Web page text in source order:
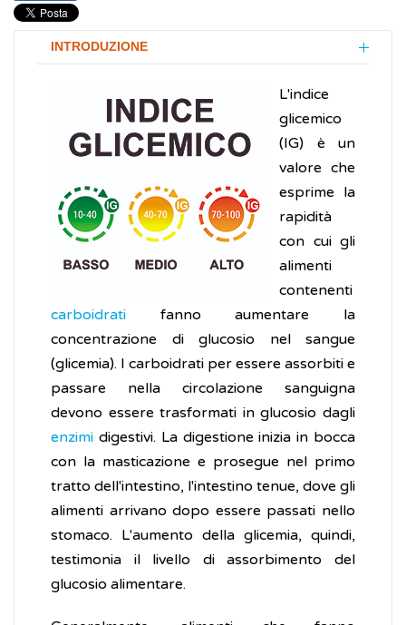
INTRODUZIONE
L'indice
glicemico
(IG) è un
valore che
esprime la
rapidità
con cui gli
alimenti
contenenti
carboidrati fanno aumentare la
concentrazione di glucosio nel sangue
(glicemia). I carboidrati per essere assorbiti e
passare nella circolazione sanguigna
devono essere trasformati in glucosio dagli
enzimi digestivi. La digestione inizia in bocca
con la masticazione e prosegue nel primo
tratto dell'intestino, l'intestino tenue, dove gli
alimenti arrivano dopo essere passati nello
stomaco. L'aumento della glicemia, quindi,
testimonia il livello di assorbimento del
glucosio alimentare.